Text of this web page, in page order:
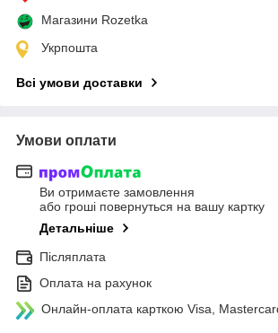
Магазини Rozetka
Укрпошта
Всі умови доставки
Умови оплати
Ви отримаєте замовлення
або гроші повернуться на вашу картку
Детальніше
Післяплата
Оплата на рахунок
Онлайн-оплата карткою Visa,